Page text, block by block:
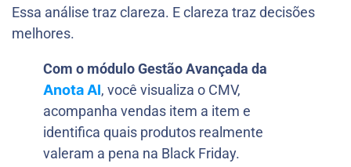
Essa análise traz clareza. E clareza traz decisões
melhores.
Com o módulo Gestão Avançada da
Anota AI, você visualiza o CMV,
acompanha vendas item a item e
identifica quais produtos realmente
valeram a pena na Black Friday.